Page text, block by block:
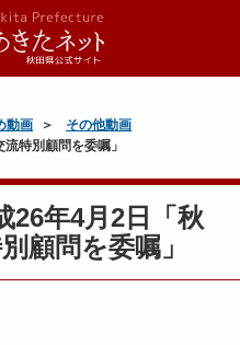
動画
その他動画
特別顧問を委嘱」
26年4月2日「秋
顧問を委嘱」